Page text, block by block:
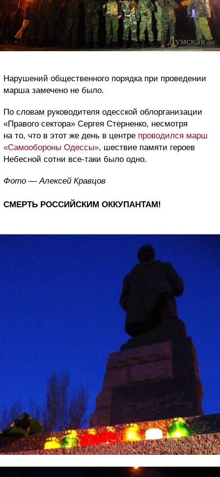
Нарушений общественного порядка при проведении
марша замечено не было.
По словам руководителя одесской облорганизации
«Правого сектора» Сергея Стерненко, несмотря
на то, что в этот же день в центре проводился марш
«Самообороны Одессы», шествие памяти героев
Небесной сотни все-таки было одно.
Фото — Алексей Кравцов
СМЕРТЬ РОССИЙСКИМ ОККУПАНТАМ!